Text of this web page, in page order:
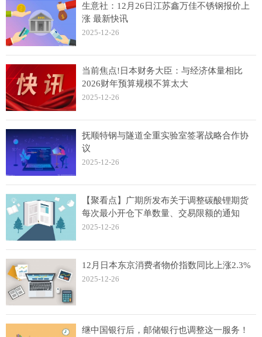
生意社：12月26日江苏鑫万佳不锈钢报价上
涨 最新快讯
2025-12-26
当前焦点!日本财务大臣：与经济体量相比
2026财年预算规模不算太大
2025-12-26
抚顺特钢与隧道全重实验室签署战略合作协
议
2025-12-26
【聚看点】广期所发布关于调整碳酸锂期货
每次最小开仓下单数量、交易限额的通知
2025-12-26
12月日本东京消费者物价指数同比上涨2.3%
2025-12-26
继中国银行后，邮储银行也调整这一服务！